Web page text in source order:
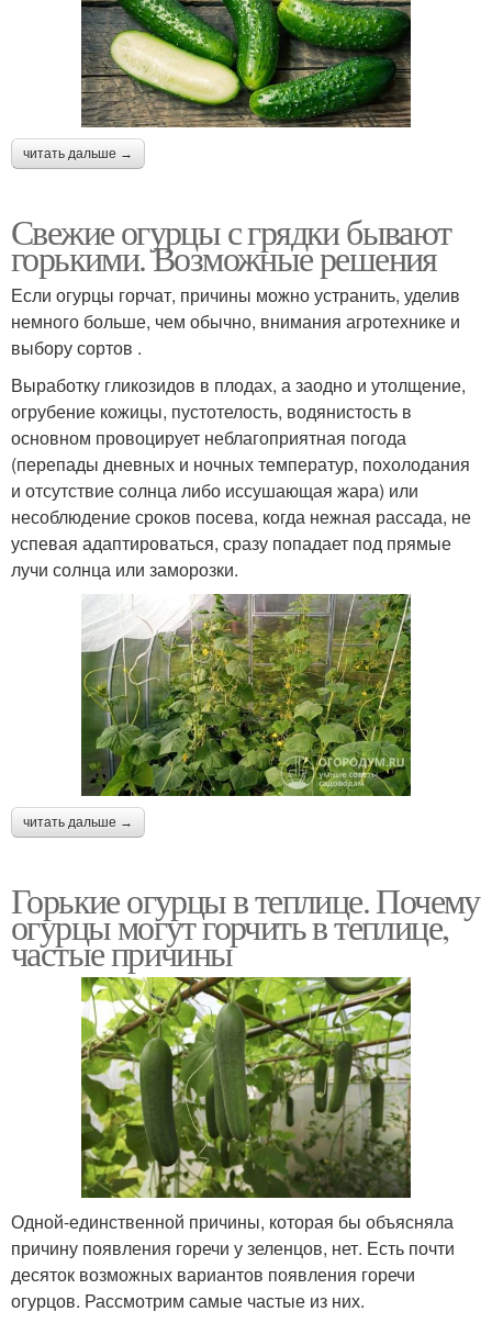
читать дальше →
Свежие огурцы с грядки бывают
горькими. Возможные решения
Если огурцы горчат, причины можно устранить, уделив
немного больше, чем обычно, внимания агротехнике и
выбору сортов .
Выработку гликозидов в плодах, а заодно и утолщение,
огрубение кожицы, пустотелость, водянистость в
основном провоцирует неблагоприятная погода
(перепады дневных и ночных температур, похолодания
и отсутствие солнца либо иссушающая жара) или
несоблюдение сроков посева, когда нежная рассада, не
успевая адаптироваться, сразу попадает под прямые
лучи солнца или заморозки.
читать дальше →
Горькие огурцы в теплице. Почему
огурцы могут горчить в теплице,
частые причины
Одной-единственной причины, которая бы объясняла
причину появления горечи у зеленцов, нет. Есть почти
десяток возможных вариантов появления горечи
огурцов. Рассмотрим самые частые из них.